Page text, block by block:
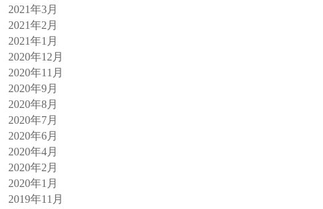
2021年3月
2021年2月
2021年1月
2020年12月
2020年11月
2020年9月
2020年8月
2020年7月
2020年6月
2020年4月
2020年2月
2020年1月
2019年11月